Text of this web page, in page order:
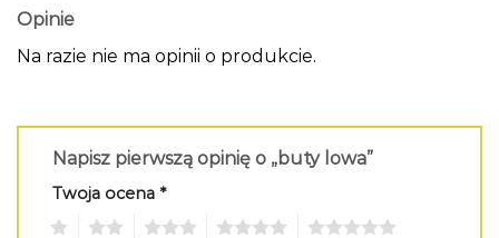
Opinie
Na razie nie ma opinii o produkcie.
Napisz pierwszą opinię o „buty lowa”
Twoja ocena *